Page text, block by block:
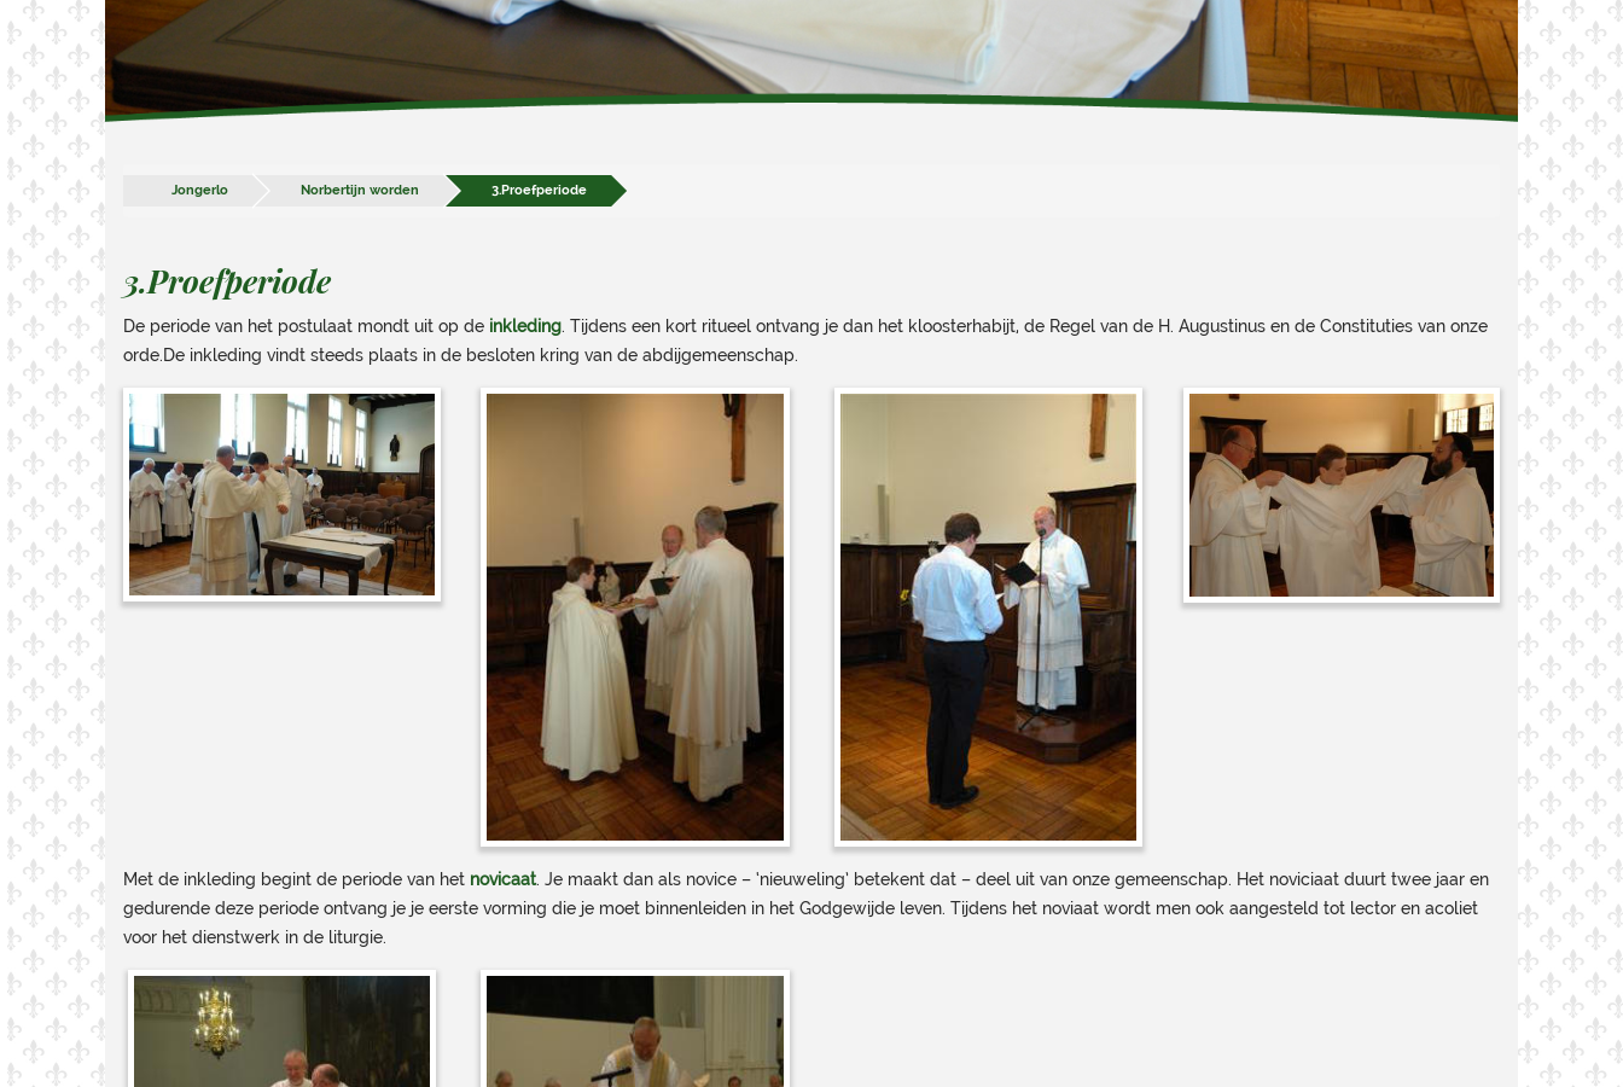
Jongerlo Norbertijn worden 3.Proefperiode
3.Proefperiode
De periode van het postulaat mondt uit op de inkleding. Tijdens een kort ritueel ontvang je dan het kloosterhabijt, de Regel van de H. Augustinus en de Constituties van onze
orde.De inkleding vindt steeds plaats in de besloten kring van de abdijgemeenschap.
Met de inkleding begint de periode van het novicaat. Je maakt dan als novice – ‘nieuweling’ betekent dat – deel uit van onze gemeenschap. Het noviciaat duurt twee jaar en
gedurende deze periode ontvang je je eerste vorming die je moet binnenleiden in het Godgewijde leven. Tijdens het noviaat wordt men ook aangesteld tot lector en acoliet
voor het dienstwerk in de liturgie.